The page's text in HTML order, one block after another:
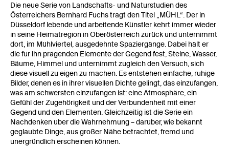
Die neue Serie von Landschafts- und Naturstudien des
Österreichers Bernhard Fuchs trägt den Titel „MÜHL“. Der in
Düsseldorf lebende und arbeitende Künstler kehrt immer wieder
in seine Heimatregion in Oberösterreich zurück und unternimmt
dort, im Mühlviertel, ausgedehnte Spaziergänge. Dabei hält er
die für ihn prägenden Elemente der Gegend fest, Steine, Wasser,
Bäume, Himmel und unternimmt zugleich den Versuch, sich
diese visuell zu eigen zu machen. Es entstehen einfache, ruhige
Bilder, denen es in ihrer visuellen Dichte gelingt, das einzufangen,
was am schwersten einzufangen ist: eine Atmosphäre, ein
Gefühl der Zugehörigkeit und der Verbundenheit mit einer
Gegend und den Elementen. Gleichzeitig ist die Serie ein
Nachdenken über die Wahrnehmung – darüber, wie bekannt
geglaubte Dinge, aus großer Nähe betrachtet, fremd und
unergründlich erscheinen können.